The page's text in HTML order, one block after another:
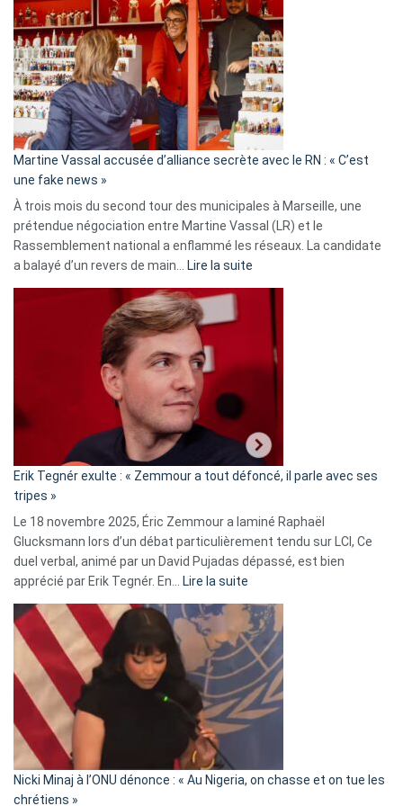
Algérie
Martine Vassal accusée d’alliance secrète avec le RN : « C’est
une fake news »
À trois mois du second tour des municipales à Marseille, une
prétendue négociation entre Martine Vassal (LR) et le
Rassemblement national a enflammé les réseaux. La candidate
a balayé d’un revers de main…
Lire la suite
d’alliance
secrète
«
C’est
fake
news
»
Erik Tegnér exulte : « Zemmour a tout défoncé, il parle avec ses
tripes »
Le 18 novembre 2025, Éric Zemmour a laminé Raphaël
Glucksmann lors d’un débat particulièrement tendu sur LCI, Ce
duel verbal, animé par un David Pujadas dépassé, est bien
apprécié par Erik Tegnér. En…
Lire la suite
Tegnér
exulte
« Zemmour
a
tout
parle
Nicki Minaj à l’ONU dénonce : « Au Nigeria, on chasse et on tue les
chrétiens »